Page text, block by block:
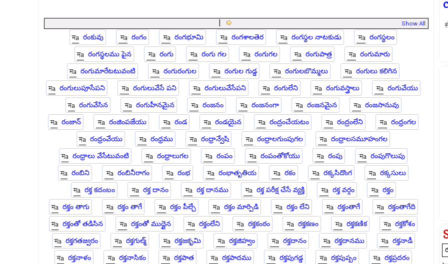
Show All
రంకువు రంగం రంగభూమి రంగశాలతెర రంగస్థల నాటకుడు
రంగస్థలం
రంగస్థలము పైన
రంగు రంగు గల రంగుగల రంగుపాత్ర
రంగుమారు
రంగుమారేటటువంటి
రంగురంగుల రంగుల గుడ్డ రంగులబొమ్మలు
రంగులు కలిగిన
రంగులుపూసేపని
రంగులువేసే పని రంగులువేసేపని రంగులేని రంగువస్త్రాలు
రంగువేయు
రంగువేసిన
రంగుహీనమైన రంజనం రంజనంగా రంజనమైన
రంజసానువు
రంజాన్
రంజింపజేయు రండ రండయైన రంద్రంచేయటం రంద్రంలేని
రంధ్రంగల
రంధ్రంవేయు
రంధ్రము రంధ్రాన్వేషి రంధ్రాలగుంపుగల
రంధ్రాలసమూహంగల
రంధ్రాలు వేసేటువంటి
రంధ్రాలుగల రంపం రంపంతోకోయు రంపు
రంపుగొలుపు
రంబిని
రంబినీరాగం రంభ రంభాతృతియ రకం రక్కసిదొంగ
రక్కసులు
రక్త కదంబం
రక్త దానం రక్త దానము రక్త పరీక్ష చేసే వ్యక్తి రక్త వర్గం
రక్తం
రక్తం తాగు
రక్తం తాగే రక్తం పీల్చే రక్తం మార్పిడి రక్తం లేని రక్తంతాగే
రక్తంతాగేది
రక్తంతో తడిసిన
రక్తంతో ముద్దైన రక్తంలేని రక్తకంఠం రక్తకణం రక్తకణిక
రక్తకోశం
రక్తగతజ్వరం
రక్తగుల్మ్ రక్తజకృమి రక్తజిహ్వం రక్తదానం రక్తదానము
రక్తనాడీ
రక్తనాళం
రక్తనాసికం రక్తపాత రక్తపాదము రక్తపుగడ్డ రక్తపుష్పం
రక్తప్రదరం